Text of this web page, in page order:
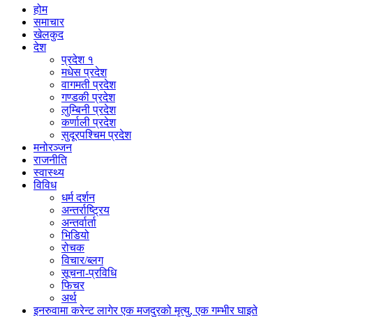
होम
समाचार
खेलकुद
देश
प्रदेश १
मधेस प्रदेश
वागमती प्रदेश
गण्डकी प्रदेश
लुम्बिनी प्रदेश
कर्णाली प्रदेश
सुदूरपश्चिम प्रदेश
मनोरञ्जन
राजनीति
स्वास्थ्य
विविध
धर्म दर्शन
अन्तर्राष्ट्रिय
अन्तर्वार्ता
भिडियो
रोचक
विचार/ब्लग
सूचना-प्रविधि
फिचर
अर्थ
इनरुवामा करेन्ट लागेर एक मजदुरको मृत्यु, एक गम्भीर घाइते